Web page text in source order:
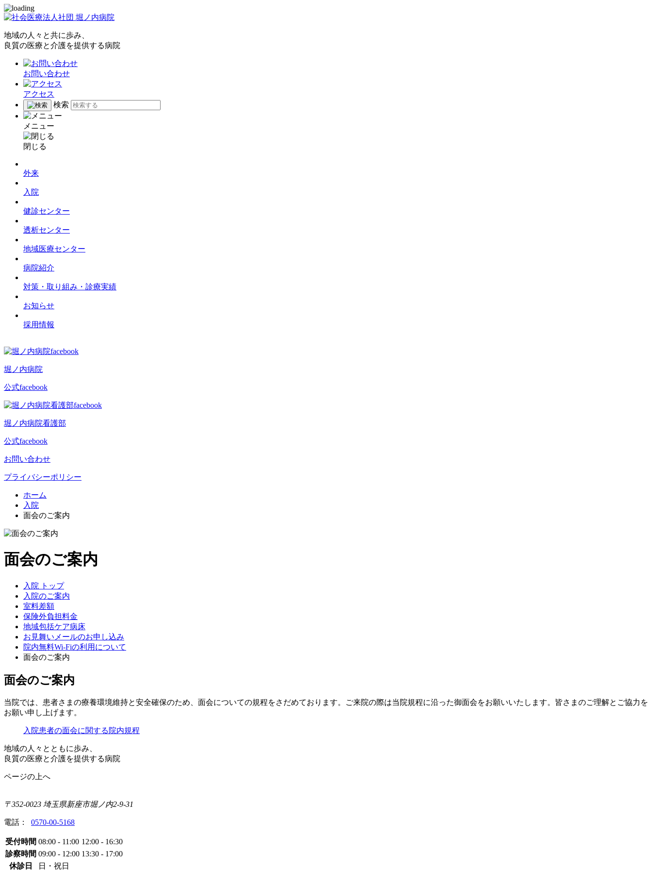
地域の人々と共に歩み、
良質の医療と介護を提供する病院
お問い合わせ
アクセス
検索
メニュー
閉じる
外来
入院
健診センター
透析センター
地域医療センター
病院紹介
対策・取り組み・診療実績
お知らせ
採用情報
堀ノ内病院
公式facebook
堀ノ内病院看護部
公式facebook
お問い合わせ
プライバシーポリシー
ホーム
入院
面会のご案内
面会のご案内
入院 トップ
入院のご案内
室料差額
保険外負担料金
地域包括ケア病床
お見舞いメールのお申し込み
院内無料Wi-Fiの利用について
面会のご案内
面会のご案内
当院では、患者さまの療養環境維持と安全確保のため、面会についての規程をさだめております。ご来院の際は当院規程に沿った御面会をお願いいたします。皆さまのご理解とご協力を
お願い申し上げます。
入院患者の面会に関する院内規程
地域の人々とともに歩み、
良質の医療と介護を提供する病院
ページの上へ
〒352-0023 埼玉県新座市堀ノ内2-9-31
電話： 0570-00-5168
受付時間 08:00 - 11:00 12:00 - 16:30
診察時間 09:00 - 12:00 13:30 - 17:00
休診日
日・祝日